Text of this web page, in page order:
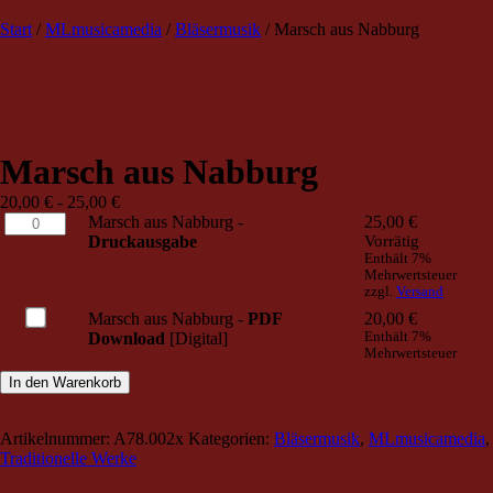
TRIO Musik Edition
Musikverlag
Start /MLmusicamedia /Bläsermusik / Marsch aus Nabburg
Marsch aus Nabburg
20,00 € - 25,00 €
Marsch
aus
Marsch aus Nabburg -
Druckausgabe
25,00 €
Vorrätig
Enthält 7%
Mehrwertsteuer
zzgl. Versand
Marsch
aus
-
<b>PDF
Marsch aus Nabburg - PDF
Download [Digital]
20,00 €
Enthält 7%
Mehrwertsteuer
In den Warenkorb
Artikelnummer: A78.002x Kategorien: Bläsermusik, MLmusicamedia,
Traditionelle Werke